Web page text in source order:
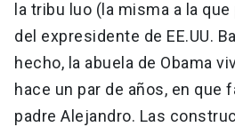
la tribu luo (la misma a la
del expresidente de EE.UU.
hecho, la abuela de Obama
hace un par de años, en que
padre Alejandro. Las